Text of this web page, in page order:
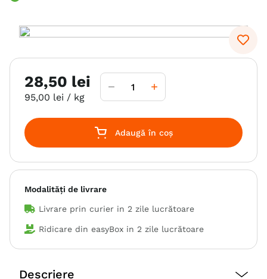
6. hrana uscata câini
9. recompense caini
28,50 lei
95,00 lei / kg
Adaugă în coș
Modalități de livrare
Livrare prin curier in 2 zile lucrătoare
Ridicare din easyBox in 2 zile lucrătoare
Descriere